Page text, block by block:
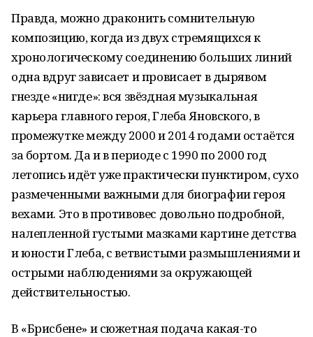
Правда, можно драконить сомнительную
композицию, когда из двух стремящихся к
хронологическому соединению больших линий
одна вдруг зависает и провисает в дырявом
гнезде «нигде»: вся звёздная музыкальная
карьера главного героя, Глеба Яновского, в
промежутке между 2000 и 2014 годами остаётся
за бортом. Да и в периоде с 1990 по 2000 год
летопись идёт уже практически пунктиром, сухо
размеченными важными для биографии героя
вехами. Это в противовес довольно подробной,
налепленной густыми мазками картине детства
и юности Глеба, с ветвистыми размышлениями и
острыми наблюдениями за окружающей
действительностью.
В «Брисбене» и сюжетная подача какая-то